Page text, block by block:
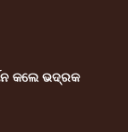
କଲେ ଭଦ୍ରକ